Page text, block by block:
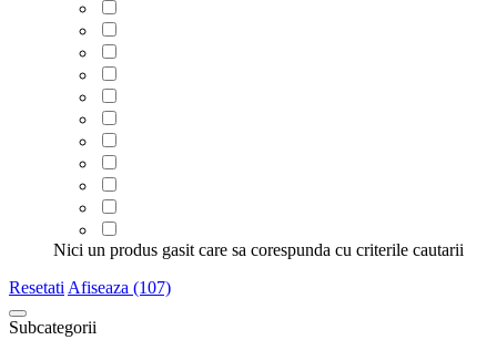
Nici un produs gasit care sa corespunda cu criterile cautarii
Resetati Afiseaza (107)
Subcategorii